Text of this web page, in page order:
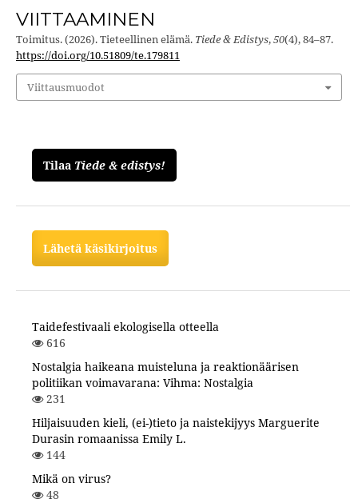
VIITTAAMINEN
Toimitus. (2026). Tieteellinen elämä. Tiede & Edistys,50(4), 84–87.
https://doi.org/10.51809/te.179811
Viittausmuodot
Tilaa Tiede & edistys!
Lähetä käsikirjoitus
Taidefestivaali ekologisella otteella
616
Nostalgia haikeana muisteluna ja reaktionäärisen
politiikan voimavarana: Vihma: Nostalgia
231
Hiljaisuuden kieli, (ei-)tieto ja naistekijyys Marguerite
Durasin romaanissa Emily L.
144
Mikä on virus?
48